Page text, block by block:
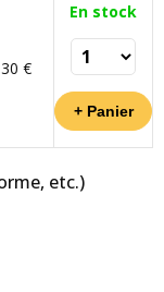
€
En stock
etc.)